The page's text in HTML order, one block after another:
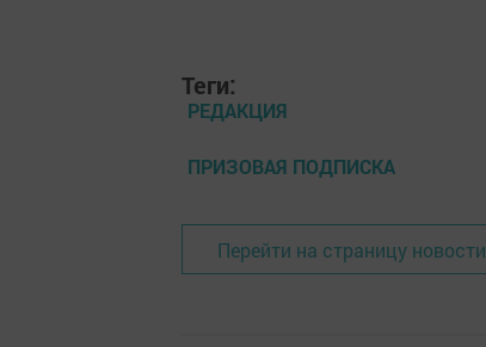
Теги:
РЕДАКЦИЯ
ПРИЗОВАЯ ПОДПИСКА
Перейти на страницу новости